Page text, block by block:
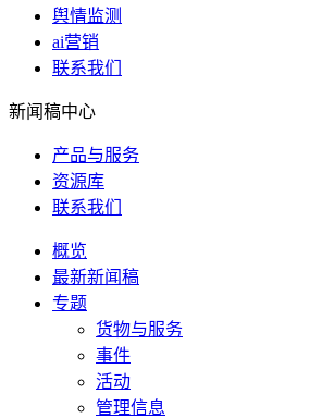
舆情监测
ai营销
联系我们
新闻稿中心
产品与服务
资源库
联系我们
概览
最新新闻稿
专题
货物与服务
事件
活动
管理信息